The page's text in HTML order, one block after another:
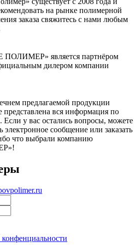
на рынке полимерной
заказа свяжитесь с нами любым
является партнёром
дилером компании
предлагаемой продукции
представлена вся информация по
у вас остались вопросы, можете
электронное сообщение или заказать
что выбрали компанию